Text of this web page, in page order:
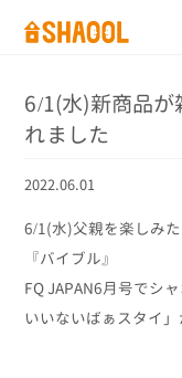
6/1(水)新商品が
れました
2022.06.01
6/1(水)父親を楽しみ
『バイブル』
FQ JAPAN6月号でシ
いいないばぁスタイ」